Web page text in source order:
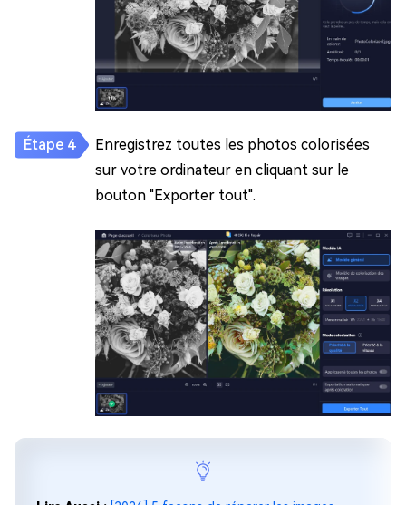
Enregistrez toutes les photos colorisées
sur votre ordinateur en cliquant sur le
bouton "Exporter tout".